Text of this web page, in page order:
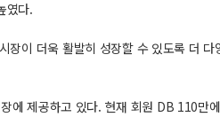
였다.
이 더욱 활발히 성장할 수 있도록 더
에 제공하고 있다. 현재 회원 DB 110만